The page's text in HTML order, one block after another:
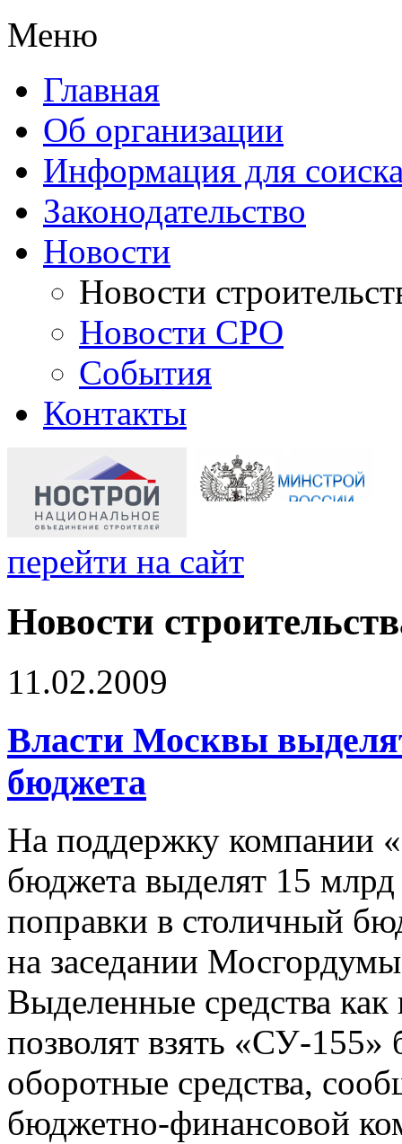
Меню
Главная
Об организации
Информация для
Законодательство
Новости
Новости
Новости СРО
События
Контакты
перейти на сайт
Новости
11.02.2009
Власти Москвы
бюджета
На поддержку компании
бюджета выделят 15
поправки в столичный
на заседании
Выделенные средства как
позволят взять «СУ-155»
оборотные средства,
бюджетно-финансовой